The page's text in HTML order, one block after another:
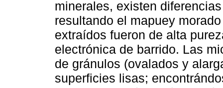
minerales, existen
resultando el mapuey
extraídos fueron de alta
electrónica de barrido. Las
de gránulos (ovalados y
superficies lisas;